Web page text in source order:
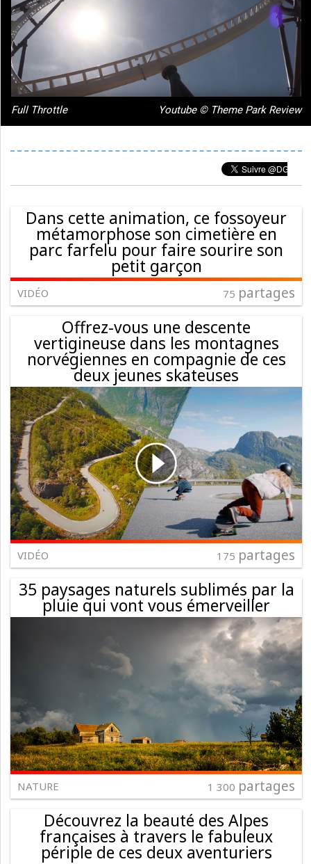
Full Throttle Youtube © Theme Park Review
Dans cette animation, ce fossoyeur
métamorphose son cimetière en
parc farfelu pour faire sourire son
petit garçon
VIDÉO 75 partages
Offrez-vous une descente
vertigineuse dans les montagnes
norvégiennes en compagnie de ces
deux jeunes skateuses
VIDÉO 175 partages
35 paysages naturels sublimés par la
pluie qui vont vous émerveiller
NATURE 1 300 partages
Découvrez la beauté des Alpes
françaises à travers le fabuleux
périple de ces deux aventuriers